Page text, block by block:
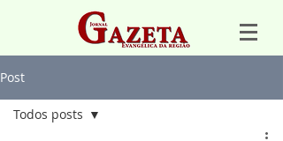
Post
Todos posts